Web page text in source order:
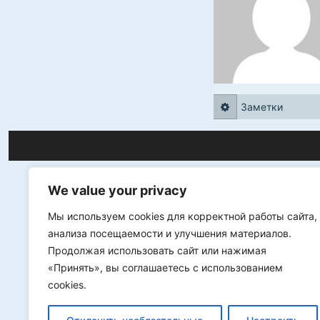
We value your privacy
Мы используем cookies для корректной работы сайта,
анализа посещаемости и улучшения материалов.
Продолжая использовать сайт или нажимая
«Принять», вы соглашаетесь с использованием
cookies.
Заметки